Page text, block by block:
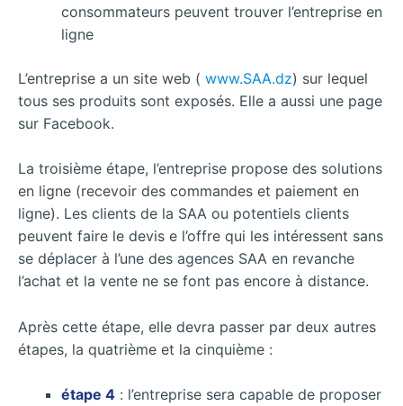
consommateurs peuvent trouver l’entreprise en
ligne
L’entreprise a un site web ( www.SAA.dz) sur lequel
tous ses produits sont exposés. Elle a aussi une page
sur Facebook.
La troisième étape, l’entreprise propose des solutions
en ligne (recevoir des commandes et paiement en
ligne). Les clients de la SAA ou potentiels clients
peuvent faire le devis e l’offre qui les intéressent sans
se déplacer à l’une des agences SAA en revanche
l’achat et la vente ne se font pas encore à distance.
Après cette étape, elle devra passer par deux autres
étapes, la quatrième et la cinquième :
étape 4 : l’entreprise sera capable de proposer